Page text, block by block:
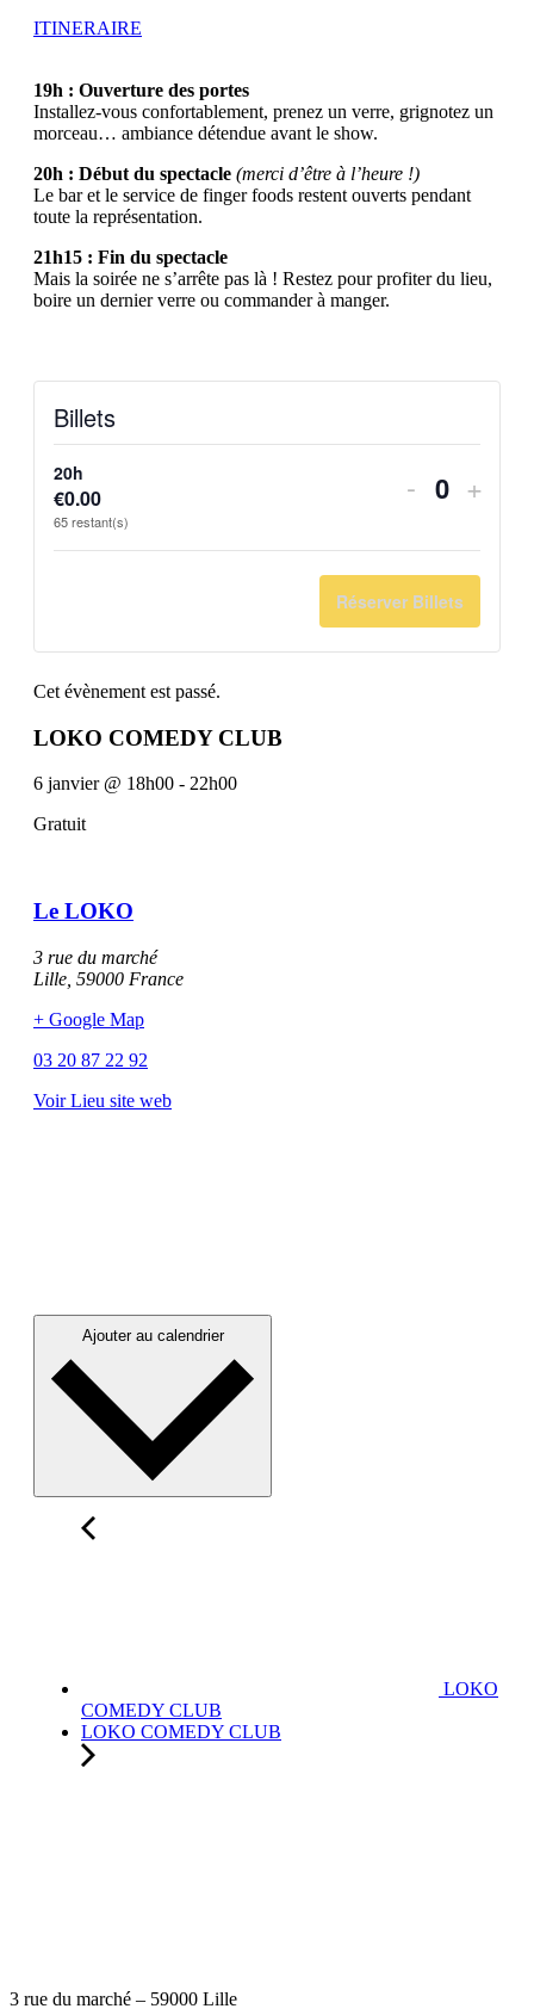
ITINERAIRE
19h : Ouverture des portes
Installez-vous confortablement, prenez un verre, grignotez un
morceau… ambiance détendue avant le show.
20h : Début du spectacle (merci d’être à l’heure !)
Le bar et le service de finger foods restent ouverts pendant
toute la représentation.
21h15 : Fin du spectacle
Mais la soirée ne s’arrête pas là ! Restez pour profiter du lieu,
boire un dernier verre ou commander à manger.
Billets
20h
€0.00
65restant(s)
Diminuer
quantité
de
billets
- +
Réserver Billets
Cet évènement est passé.
LOKO COMEDY CLUB
6 janvier @ 18h00 - 22h00
Gratuit
Le LOKO
3 rue du marché
Lille 59000 France
+ Google Map
03 20 87 22 92
Voir Lieu site web
Ajouter au calendrier
LOKO
COMEDY CLUB
LOKO COMEDY CLUB
3 rue du marché – 59000 Lille